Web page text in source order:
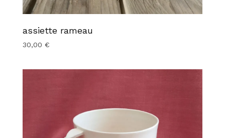
assiette rameau
30,00 €